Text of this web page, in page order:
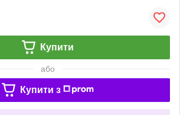
Купити
або
Купити з